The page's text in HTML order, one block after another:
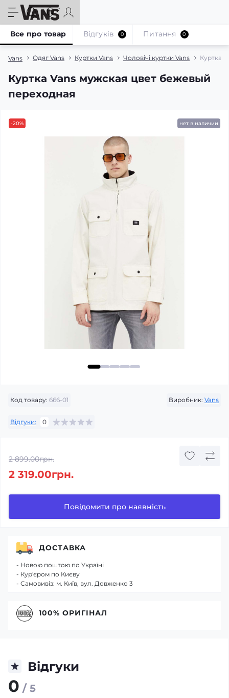
Vans Одяг Vans Куртки Vans Чоловічі куртки Vans Куртка
Куртка Vans мужская цвет бежевый
переходная
Все про товар Відгуків 0 Питання 0
-20% нет в наличии
Код товару: 666-01 Виробник: Vans
Відгуки: 0
2 899.00грн.
2 319.00грн.
Повідомити про наявність
Відгуки
0 / 5
ДОСТАВКА
- Новою поштою по Україні
- Кур'єром по Києву
- Самовивіз: м. Київ, вул. Довженко 3
100% ОРИГІНАЛ